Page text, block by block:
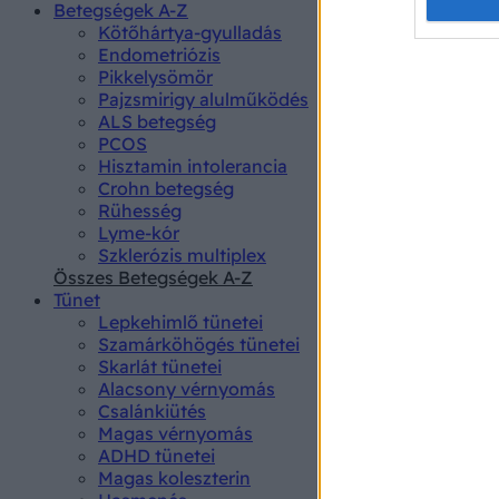
Betegségek A-Z
Kötőhártya-gyulladás
Endometriózis
Pikkelysömör
Pajzsmirigy alulműködés
ALS betegség
PCOS
Hisztamin intolerancia
Crohn betegség
Rühesség
Lyme-kór
Szklerózis multiplex
Összes Betegségek A-Z
Tünet
Lepkehimlő tünetei
Szamárköhögés tünetei
Skarlát tünetei
Alacsony vérnyomás
Csalánkiütés
Magas vérnyomás
ADHD tünetei
Magas koleszterin